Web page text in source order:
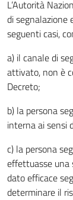
L’Autorità
di segnalazione
seguenti casi,
a) il canale di
attivato, non è
Decreto;
b) la persona
interna ai sensi
c) la persona
effettuasse una
dato efficace
determinare il